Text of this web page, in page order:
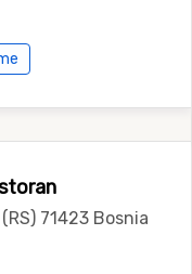
71423 Bosnia